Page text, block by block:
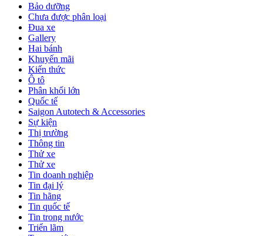
Bảo dưỡng
Chưa được phân loại
Đua xe
Gallery
Hai bánh
Khuyến mãi
Kiến thức
Ô tô
Phân khối lớn
Quốc tế
Saigon Autotech & Accessories
Sự kiện
Thị trường
Thông tin
Thử xe
Thử xe
Tin doanh nghiệp
Tin đại lý
Tin hãng
Tin quốc tế
Tin trong nước
Triển lãm